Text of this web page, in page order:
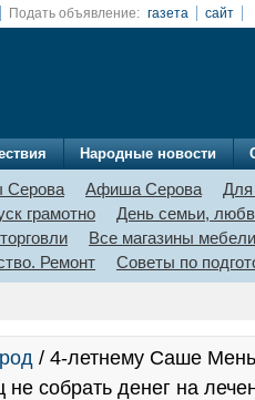
Подать объявление: газета сайт
Народные новости
Серова Афиша Серова
Для
грамотно
День семьи,
Все магазины мебели
Ремонт
Советы по
/ 4-летнему Саше
собрать денег на